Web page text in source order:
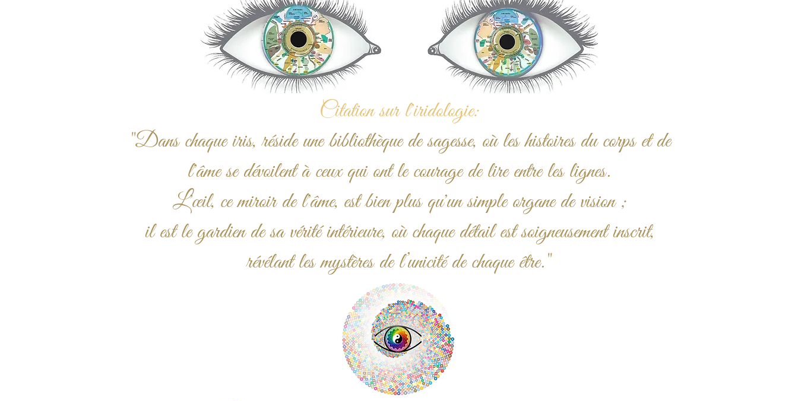
Citation sur l'iridologie:
"Dans chaque iris, réside une bibliothèque de sagesse, où les histoires du corps et de
l'âme se dévoilent à ceux qui ont le courage de lire entre les lignes.
L'œil, ce miroir de l'âme, est bien plus qu'un simple organe de vision ;
il est le gardien de sa vérité intérieure, où chaque détail est soigneusement inscrit,
révélant les mystères de l’unicité de chaque être."